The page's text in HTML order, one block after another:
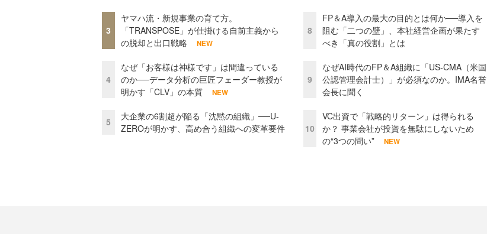
3
ヤマハ流・新規事業の育て方。
「TRANSPOSE」が仕掛ける自前主義から
の脱却と出口戦略
NEW
4
なぜ「お客様は神様です」は間違っている
のか──データ分析の巨匠フェーダー教授が
明かす「CLV」の本質
NEW
5
大企業の6割超が陥る「沈黙の組織」──U-
ZEROが明かす、高め合う組織への変革要件
8
FP＆A導入の最大の目的とは何か──導入を
阻む「二つの壁」、本社経営企画が果たす
べき「真の役割」とは
9
なぜAI時代のFP＆A組織に「US-CMA（米国
公認管理会計士）」が必須なのか。IMA名誉
会長に聞く
10
VC出資で「戦略的リターン」は得られる
か？ 事業会社が投資を無駄にしないため
の“3つの問い”
NEW